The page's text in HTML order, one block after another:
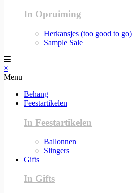
In Opruiming
Herkansjes (too good to go)
Sample Sale
×
Menu
Behang
Feestartikelen
In Feestartikelen
Ballonnen
Slingers
Gifts
In Gifts